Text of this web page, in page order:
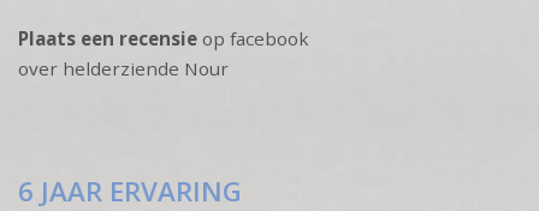
Plaats een recensie op facebook
over helderziende Nour
6 JAAR ERVARING